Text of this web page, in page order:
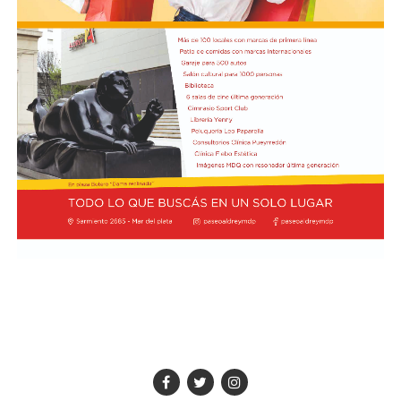
2004 durante el Congreso Agustiniano de Teología, y
desde entonces, el estadounidense ha regresado al país
en marzo de 2013.
"Varias veces tuve ocasión de conocerle y hablar con él",
recordó Prevost sobre Bergoglio. Ahora, como Papa,
regresará a la Argentina con San Lorenzo a la
expectativa de una decisión del Vaticano que podría
quedar grabada en la historia del club.
fricción diplomática originada por las declaraciones
de Javier Milei hacia su par brasileño, Lula da Silva. Esta
situación derivó en el retiro del embajador brasileño en
Buenos Aires, Julio Bitelli.
Desde el Palacio del Planalto, el canciller Mauro
Vieira calificó los insultos del mandatario argentino
como "graves e inaceptables". Por su parte, Brasil decidió
reducir su representación en el país al nivel de
encargado de negocios.
Quirno afirmó en conferencia de prensa